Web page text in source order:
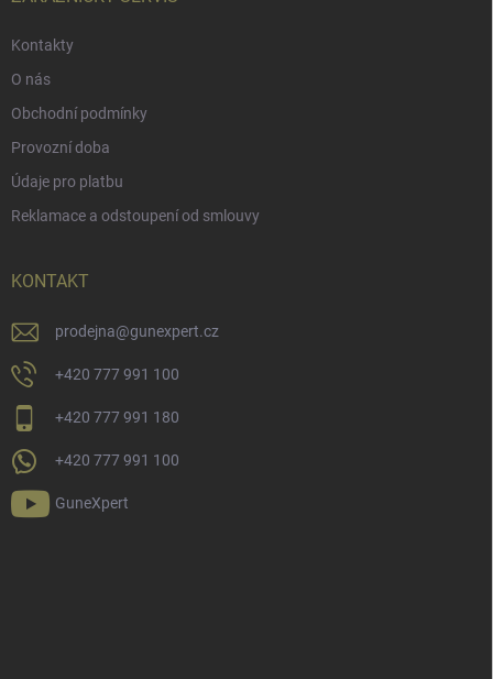
Kontakty
O nás
Obchodní podmínky
Provozní doba
Údaje pro platbu
Reklamace a odstoupení od smlouvy
KONTAKT
prodejna@gunexpert.cz
+420 777 991 100
+420 777 991 180
+420 777 991 100
GuneXpert